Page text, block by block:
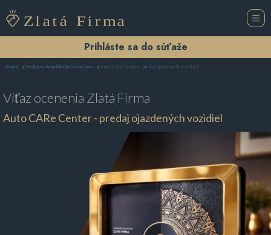
Prihláste sa do súťaže
Domov Predajca automobilov Banská Bystrica Auto CARe Center - predaj ojazdených vozidiel
Víťaz ocenenia Zlatá Firma
Auto CARe Center - predaj ojazdených vozidiel